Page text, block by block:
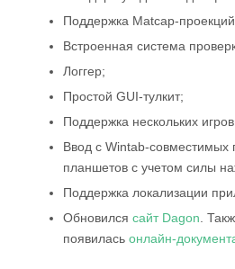
Поддержка Matcap-проекций
Встроенная система
Логгер;
Простой GUI-тулкит;
Поддержка нескольких
Ввод с Wintab-совместимых
планшетов с учетом силы
Поддержка локализации
Обновился сайт Dagon .
появилась онлайн-